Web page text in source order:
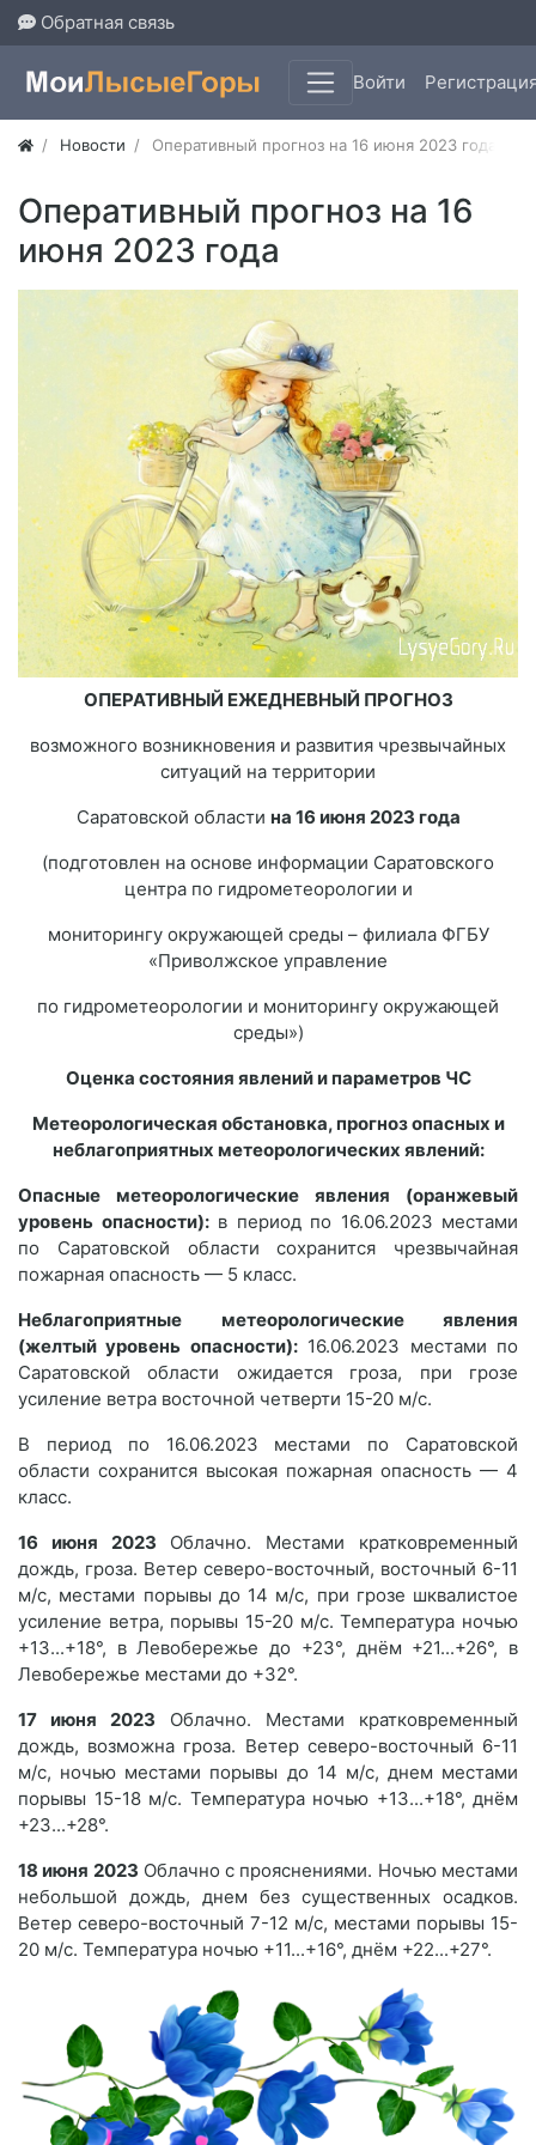
Обратная связь
Войти
Новости Оперативный прогноз на 16 июня 2023 года
Оперативный прогноз на 16
июня 2023 года
ОПЕРАТИВНЫЙ ЕЖЕДНЕВНЫЙ ПРОГНОЗ
возможного возникновения и развития чрезвычайных
ситуаций на территории
Саратовской области на 16 июня 2023 года
(подготовлен на основе информации Саратовского
центра по гидрометеорологии и
мониторингу окружающей среды – филиала ФГБУ
«Приволжское управление
по гидрометеорологии и мониторингу окружающей
среды»)
Оценка состояния явлений и параметров ЧС
Метеорологическая обстановка, прогноз опасных и
неблагоприятных метеорологических явлений:
Опасные метеорологические явления (оранжевый
уровень опасности):в период по 16.06.2023 местами
по Саратовской области сохранится чрезвычайная
пожарная опасность — 5 класс.
Неблагоприятные метеорологические явления
(желтый уровень опасности):16.06.2023 местами по
Саратовской области ожидается гроза, при грозе
усиление ветра восточной четверти 15-20 м/с.
В период по 16.06.2023 местами по Саратовской
области сохранится высокая пожарная опасность — 4
класс.
16 июня 2023 Облачно. Местами кратковременный
дождь, гроза. Ветер северо-восточный, восточный 6-11
м/с, местами порывы до 14 м/с, при грозе шквалистое
усиление ветра, порывы 15-20 м/с. Температура ночью
+13...+18°, в Левобережье до +23°, днём +21...+26°, в
Левобережье местами до +32°.
17 июня 2023 Облачно. Местами кратковременный
дождь, возможна гроза. Ветер северо-восточный 6-11
м/с, ночью местами порывы до 14 м/с, днем местами
порывы 15-18 м/с. Температура ночью +13...+18°, днём
+23...+28°.
18 июня 2023 Облачно с прояснениями. Ночью местами
небольшой дождь, днем без существенных осадков.
Ветер северо-восточный 7-12 м/с, местами порывы 15-
20 м/с. Температура ночью +11...+16°, днём +22...+27°.